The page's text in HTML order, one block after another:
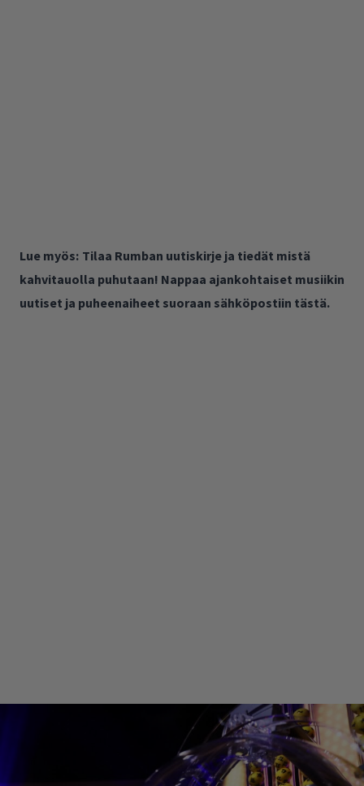
Lue myös: Tilaa Rumban uutiskirje ja tiedät mistä
kahvitauolla puhutaan! Nappaa ajankohtaiset musiikin
uutiset ja puheenaiheet suoraan sähköpostiin tästä.